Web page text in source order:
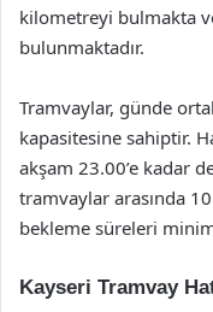
kilometreyi bulmakta
bulunmaktadır.
Tramvaylar, günde
kapasitesine sahiptir.
akşam 23.00’e kadar
tramvaylar arasında 10
bekleme süreleri
Kayseri Tramvay